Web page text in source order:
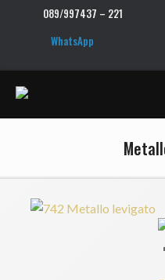
089/997437 – 221
WhatsApp